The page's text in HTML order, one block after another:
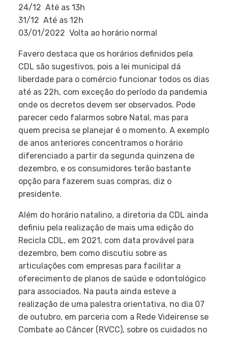
24/12  Até as 13h
31/12  Até as 12h
03/01/2022  Volta ao horário normal
Favero destaca que os horários definidos pela
CDL são sugestivos, pois a lei municipal dá
liberdade para o comércio funcionar todos os dias
até as 22h, com exceção do período da pandemia
onde os decretos devem ser observados. Pode
parecer cedo falarmos sobre Natal, mas para
quem precisa se planejar é o momento. A exemplo
de anos anteriores concentramos o horário
diferenciado a partir da segunda quinzena de
dezembro, e os consumidores terão bastante
opção para fazerem suas compras, diz o
presidente.
Além do horário natalino, a diretoria da CDL ainda
definiu pela realização de mais uma edição do
Recicla CDL, em 2021, com data provável para
dezembro, bem como discutiu sobre as
articulações com empresas para facilitar a
oferecimento de planos de saúde e odontológico
para associados. Na pauta ainda esteve a
realização de uma palestra orientativa, no dia 07
de outubro, em parceria com a Rede Videirense se
Combate ao Câncer (RVCC), sobre os cuidados no